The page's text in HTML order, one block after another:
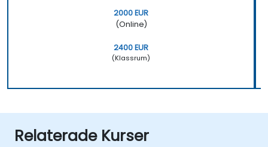
2000 EUR
(Online)
2400 EUR
(Klassrum)
Relaterade Kurser